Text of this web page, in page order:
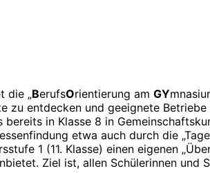
die „BerufsOrientierung am GY
zu entdecken und geeignete
bereits in Klasse 8 in
etwa auch durch die
1 (11. Klasse) einen eigenen
Ziel ist, allen Schülerinnen